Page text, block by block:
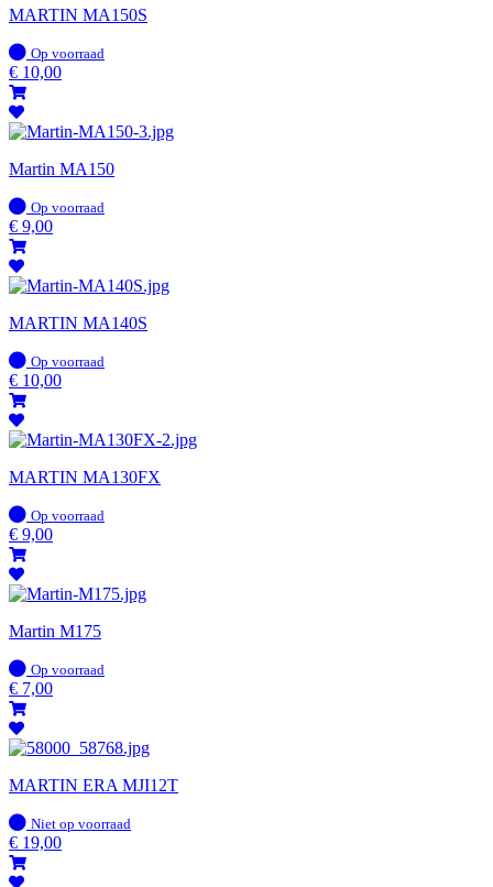
MARTIN MA150S
Op
voorraad
Op voorraad
€ 10,00
Martin MA150
Op
voorraad
Op voorraad
€ 9,00
MARTIN MA140S
Op
voorraad
Op voorraad
€ 10,00
MARTIN MA130FX
Op
voorraad
Op voorraad
€ 9,00
Martin M175
Op
voorraad
Op voorraad
€ 7,00
MARTIN ERA MJI12T
Op
voorraad
Niet op voorraad
€ 19,00